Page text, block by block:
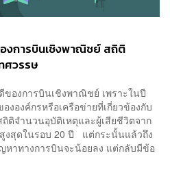
งการบินเชิงพาณิชย์ สถิติ
ศวรรษ
องการบินเชิงพาณิชย์ เพราะในปี
งองค์กรหรือเครือข่ายที่เกี่ยวข้องกับ
ติจำนวนอุบัติเหตุและผู้เสียชีวิตจาก
งสุดในรอบ 20 ปี แต่กระนั้นแล้วถึง
หาทางการบินจะน้อยลง แต่กลับมีข้อ